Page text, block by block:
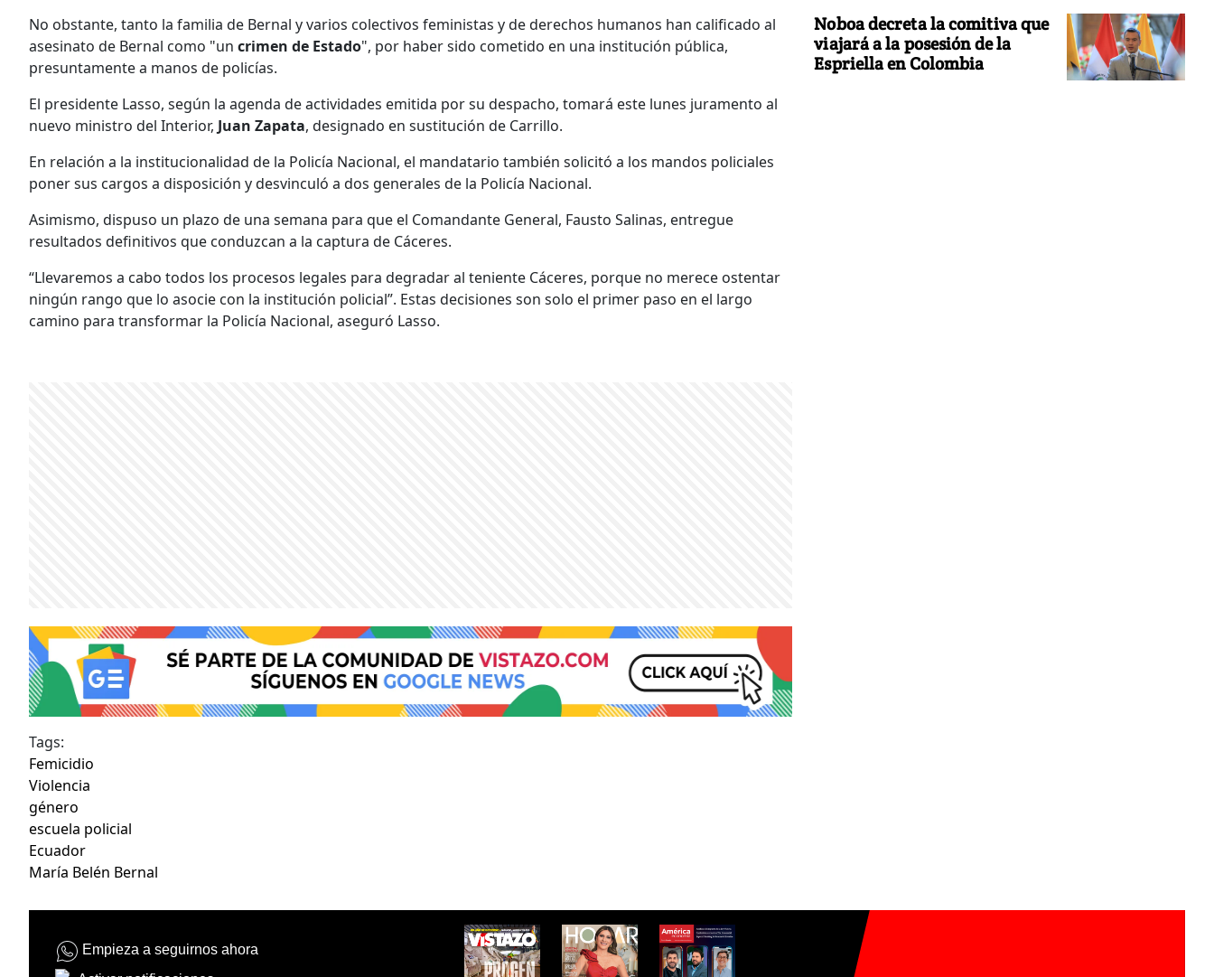
No obstante, tanto la familia de Bernal y varios colectivos feministas y de derechos humanos han calificado al
asesinato de Bernal como "un crimen de Estado", por haber sido cometido en una institución pública,
presuntamente a manos de policías.
El presidente Lasso, según la agenda de actividades emitida por su despacho, tomará este lunes juramento al
nuevo ministro del Interior, Juan Zapata, designado en sustitución de Carrillo.
En relación a la institucionalidad de la Policía Nacional, el mandatario también solicitó a los mandos policiales
poner sus cargos a disposición y desvinculó a dos generales de la Policía Nacional.
Asimismo, dispuso un plazo de una semana para que el Comandante General, Fausto Salinas, entregue
resultados definitivos que conduzcan a la captura de Cáceres.
“Llevaremos a cabo todos los procesos legales para degradar al teniente Cáceres, porque no merece ostentar
ningún rango que lo asocie con la institución policial”. Estas decisiones son solo el primer paso en el largo
camino para transformar la Policía Nacional, aseguró Lasso.
Tags:
Femicidio
Violencia
género
escuela policial
Ecuador
María Belén Bernal
Noboa decreta la comitiva que
viajará a la posesión de la
Espriella en Colombia
Empieza a seguirnos ahora